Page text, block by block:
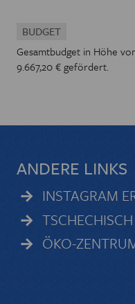
BUDGET
Gesamtbudget in Höhe
9.667,20 € gefördert.
ANDERE LINKS
INSTAGRAM
ÖKO-